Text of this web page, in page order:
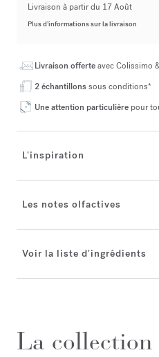
Livraison à partir du 17 Août
Plus d’informations sur la livraison
Livraison offerteavec Colissimo
2 échantillonssous conditions*
Une attention particulière pour
L'inspiration
Les notes olfactives
Voir la liste d'ingrédients
La collection